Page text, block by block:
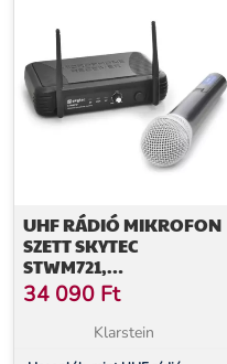
UHF RÁDIÓ MIKROFON
SZETT SKYTEC
STWM721,
1CSATORNÁS, 1MIC
34 090 Ft
Klarstein